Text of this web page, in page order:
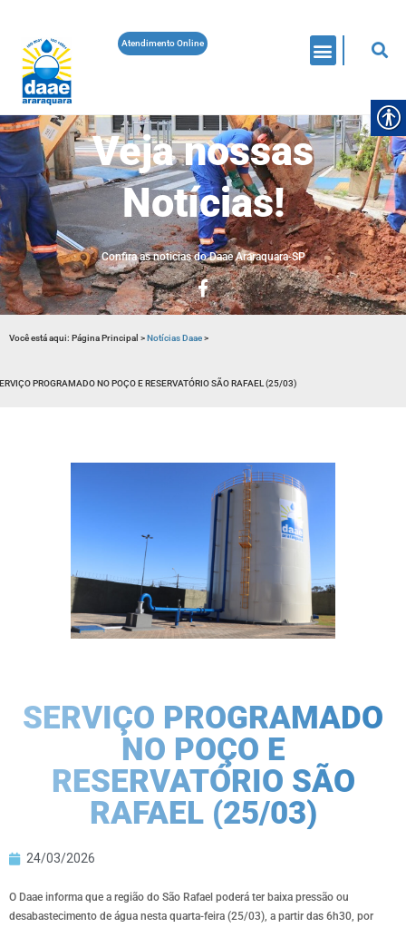
Atendimento Online
Veja nossas
Notícias!
Confira as noticias do Daae Araraquara-SP
Você está aqui: Página Principal >Notícias Daae>
PROGRAMADO NO POÇO E RESERVATÓRIO SÃO RAFAEL (25/03)
SERVIÇO PROGRAMADO
NO POÇO E
RESERVATÓRIO SÃO
RAFAEL (25/03)
24/03/2026
O Daae informa que a região do São Rafael poderá ter baixa pressão ou
desabastecimento de água nesta quarta-feira (25/03), a partir das 6h30, por